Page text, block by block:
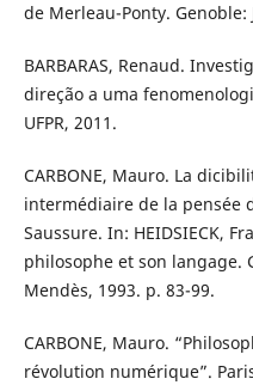
de Merleau-Ponty. Genoble:
BARBARAS, Renaud.
direção a uma
UFPR, 2011.
CARBONE, Mauro. La
intermédiaire de la pensée
Saussure. In: HEIDSIECK,
philosophe et son langage.
Mendès, 1993. p. 83-99.
CARBONE, Mauro.
révolution numérique”.